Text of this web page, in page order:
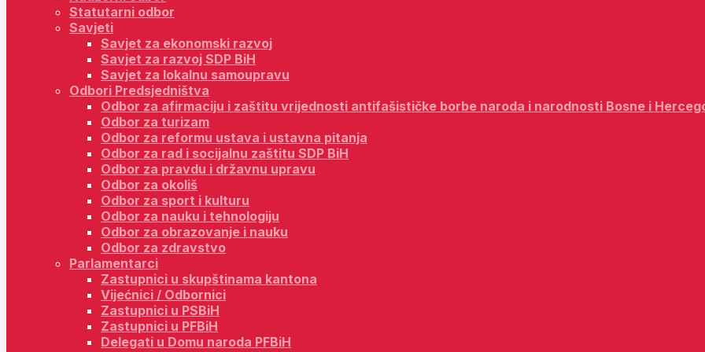
Statutarni odbor
Savjeti
Savjet za ekonomski razvoj
Savjet za razvoj SDP BiH
Savjet za lokalnu samoupravu
Odbori Predsjedništva
Odbor za afirmaciju i zaštitu vrijednosti antifašističke borbe naroda i narodnosti Bosne i
Odbor za turizam
Odbor za reformu ustava i ustavna pitanja
Odbor za rad i socijalnu zaštitu SDP BiH
Odbor za pravdu i državnu upravu
Odbor za okoliš
Odbor za sport i kulturu
Odbor za nauku i tehnologiju
Odbor za obrazovanje i nauku
Odbor za zdravstvo
Parlamentarci
Zastupnici u skupštinama kantona
Vijećnici / Odbornici
Zastupnici u PSBiH
Zastupnici u PFBiH
Delegati u Domu naroda PFBiH